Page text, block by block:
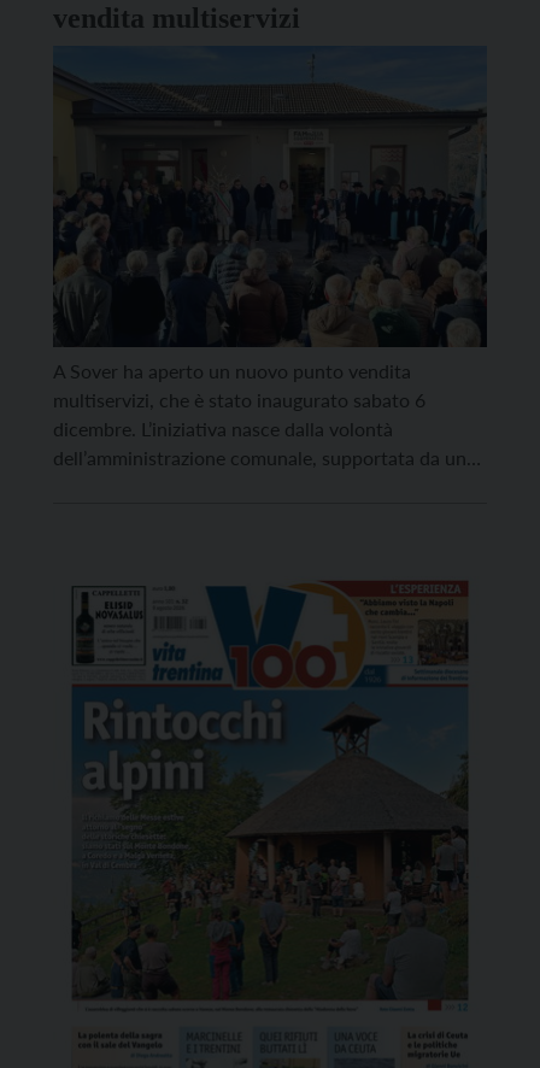
vendita multiservizi
A Sover ha aperto un nuovo punto vendita
multiservizi, che è stato inaugurato sabato 6
dicembre. L’iniziativa nasce dalla volontà
dell’amministrazione comunale, supportata da un
Cembra. Paola […]